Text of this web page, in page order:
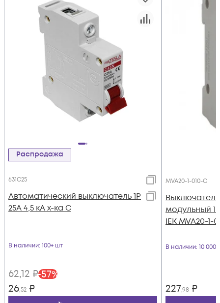
Распродажа
631C25
Автоматический выключатель 1Р
25А 4,5 кА х-ка С
В наличии: 100+ шт
62,12 ₽-57%
26,52 ₽
MVA20-1-010-C
модульный
IEK MVA20-1-
В наличии: 10
227,98 ₽